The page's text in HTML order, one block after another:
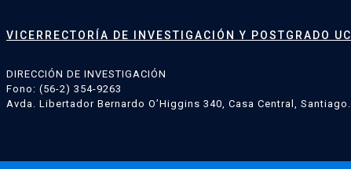
VICERRECTORÍA DE INVESTIGACIÓN Y POSTGRADO UC
DIRECCIÓN DE INVESTIGACIÓN
Fono: (56-2) 354-9263
Avda. Libertador Bernardo O’Higgins 340, Casa Central, Santiago.